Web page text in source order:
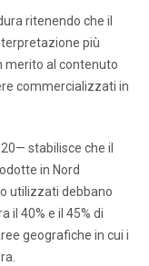
ritenendo che il
più
merito al contenuto
commercializzati in
stabilisce che il
in Nord
utilizzati debbano
il 40% e il 45% di
geografiche in cui i